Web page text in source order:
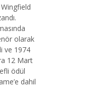
olarak
ve 1974
12 Mart
ödül
dahil